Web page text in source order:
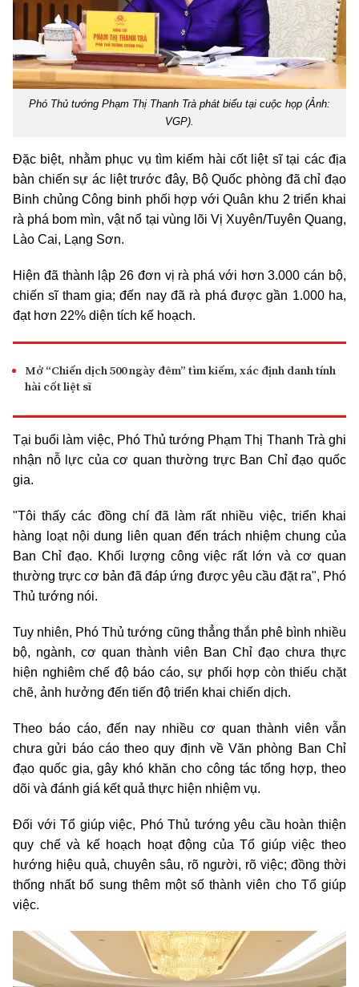
Phó Thủ tướng Phạm Thị Thanh Trà phát biểu tại cuộc họp (Ảnh:
VGP).
Đặc biệt, nhằm phục vụ tìm kiếm hài cốt liệt sĩ tại các địa
bàn chiến sự ác liệt trước đây, Bộ Quốc phòng đã chỉ đạo
Binh chủng Công binh phối hợp với Quân khu 2 triển khai
rà phá bom mìn, vật nổ tại vùng lõi Vị Xuyên/Tuyên Quang,
Lào Cai, Lạng Sơn.
Hiện đã thành lập 26 đơn vị rà phá với hơn 3.000 cán bộ,
chiến sĩ tham gia; đến nay đã rà phá được gần 1.000 ha,
đạt hơn 22% diện tích kế hoạch.
Mở “Chiến dịch 500 ngày đêm” tìm kiếm, xác định danh tính
hài cốt liệt sĩ
Tại buổi làm việc, Phó Thủ tướng Phạm Thị Thanh Trà ghi
nhận nỗ lực của cơ quan thường trực Ban Chỉ đạo quốc
gia.
"Tôi thấy các đồng chí đã làm rất nhiều việc, triển khai
hàng loạt nội dung liên quan đến trách nhiệm chung của
Ban Chỉ đạo. Khối lượng công việc rất lớn và cơ quan
thường trực cơ bản đã đáp ứng được yêu cầu đặt ra", Phó
Thủ tướng nói.
Tuy nhiên, Phó Thủ tướng cũng thẳng thắn phê bình nhiều
bộ, ngành, cơ quan thành viên Ban Chỉ đạo chưa thực
hiện nghiêm chế độ báo cáo, sự phối hợp còn thiếu chặt
chẽ, ảnh hưởng đến tiến độ triển khai chiến dịch.
Theo báo cáo, đến nay nhiều cơ quan thành viên vẫn
chưa gửi báo cáo theo quy định về Văn phòng Ban Chỉ
đạo quốc gia, gây khó khăn cho công tác tổng hợp, theo
dõi và đánh giá kết quả thực hiện nhiệm vụ.
Đối với Tổ giúp việc, Phó Thủ tướng yêu cầu hoàn thiện
quy chế và kế hoạch hoạt động của Tổ giúp việc theo
hướng hiệu quả, chuyên sâu, rõ người, rõ việc; đồng thời
thống nhất bổ sung thêm một số thành viên cho Tổ giúp
việc.